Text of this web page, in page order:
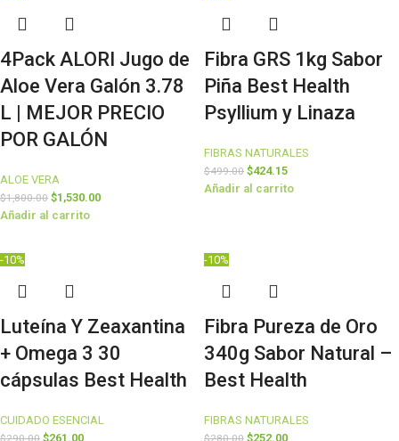
4Pack ALORI Jugo de
Aloe Vera Galón 3.78
L | MEJOR PRECIO
POR GALÓN
ALOE VERA
$1,800.00 $1,530.00
Añadir al carrito
Fibra GRS 1kg Sabor
Piña Best Health
Psyllium y Linaza
FIBRAS NATURALES
$499.00 $424.15
Añadir al carrito
-10%
Luteína Y Zeaxantina
+ Omega 3 30
cápsulas Best Health
CUIDADO ESENCIAL
$290.00 $261.00
-10%
Fibra Pureza de Oro
340g Sabor Natural –
Best Health
FIBRAS NATURALES
$280.00 $252.00